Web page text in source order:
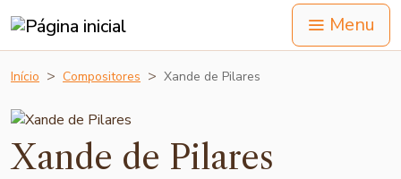
Menu
Início Compositores Xande de Pilares
Xande de Pilares